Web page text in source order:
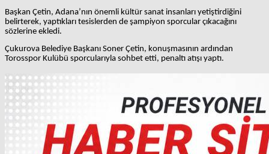
Başkan Çetin, Adana’nın önemli kültür sanat insanları yetiştirdiğini
belirterek, yaptıkları tesislerden de şampiyon sporcular çıkacağını
sözlerine ekledi.
Çukurova Belediye Başkanı Soner Çetin, konuşmasının ardından
Torosspor Kulübü sporcularıyla sohbet etti, penaltı atışı yaptı.